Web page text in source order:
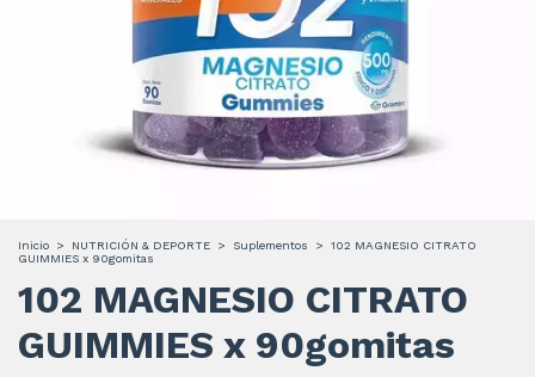
Inicio > NUTRICIÓN & DEPORTE > Suplementos >
102 MAGNESIO CITRATO
GUIMMIES x 90gomitas
102 MAGNESIO CITRATO
GUIMMIES x 90gomitas